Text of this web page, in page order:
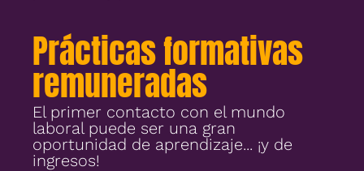
Prácticas formativas
remuneradas
El primer contacto con el mundo
laboral puede ser una gran
oportunidad de aprendizaje... ¡y de
ingresos!